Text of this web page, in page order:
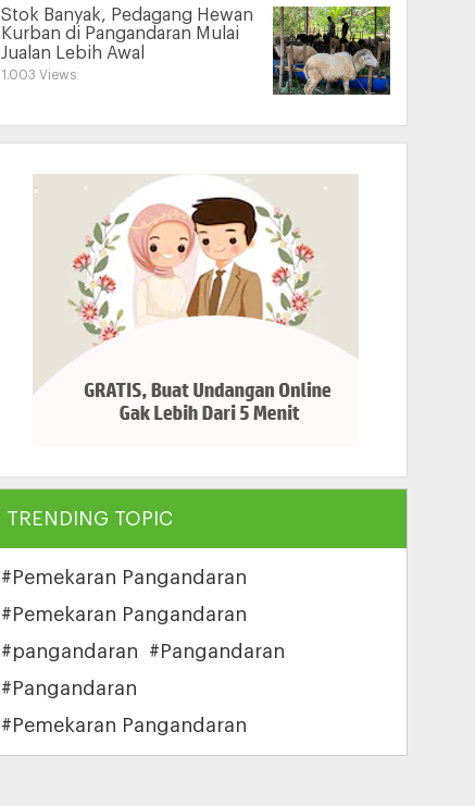
Stok Banyak, Pedagang Hewan
Kurban di Pangandaran Mulai
Jualan Lebih Awal
1.003 Views
TRENDING TOPIC
#Pemekaran Pangandaran
#Pemekaran Pangandaran
#pangandaran
#Pangandaran
#Pangandaran
#Pemekaran Pangandaran